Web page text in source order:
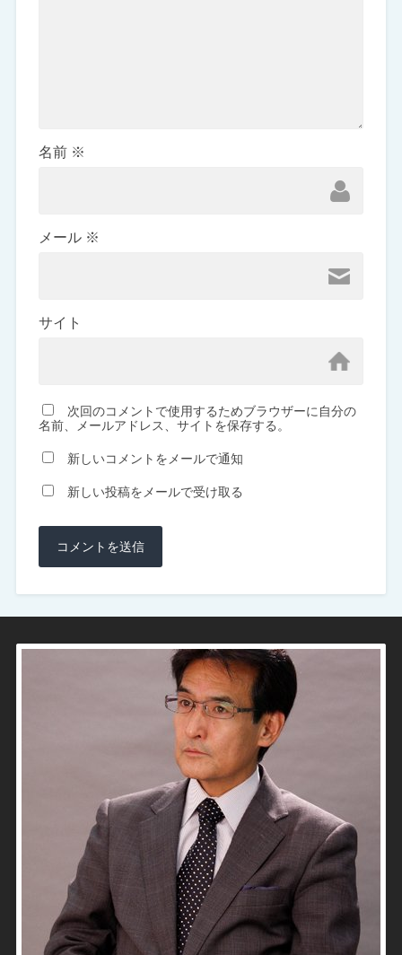
名前 ※
メール ※
サイト
次回のコメントで使用するためブラウザーに自分の
名前、メールアドレス、サイトを保存する。
新しいコメントをメールで通知
新しい投稿をメールで受け取る